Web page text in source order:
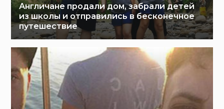
Англичане продали дом, забрали детей
из школы и отправились в бесконечное
путешествие